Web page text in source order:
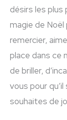
désirs les
magie de Noël
remercier,
place dans ce
de briller,
vous pour
souhaites de